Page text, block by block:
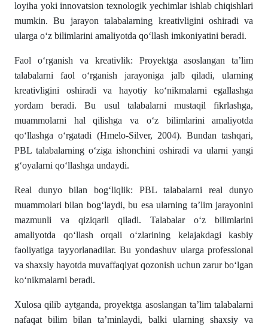
loyiha yoki innovatsion texnologik yechimlar ishlab chiqishlari
mumkin. Bu jarayon talabalarning kreativligini oshiradi va
ularga o‘z bilimlarini amaliyotda qo‘llash imkoniyatini beradi.
Faol o‘rganish va kreativlik: Proyektga asoslangan ta’lim
talabalarni faol o‘rganish jarayoniga jalb qiladi, ularning
kreativligini oshiradi va hayotiy ko‘nikmalarni egallashga
yordam beradi. Bu usul talabalarni mustaqil fikrlashga,
muammolarni hal qilishga va o‘z bilimlarini amaliyotda
qo‘llashga o‘rgatadi (Hmelo-Silver, 2004). Bundan tashqari,
PBL talabalarning o‘ziga ishonchini oshiradi va ularni yangi
g‘oyalarni qo‘llashga undaydi.
Real dunyo bilan bog‘liqlik: PBL talabalarni real dunyo
muammolari bilan bog‘laydi, bu esa ularning ta’lim jarayonini
mazmunli va qiziqarli qiladi. Talabalar o‘z bilimlarini
amaliyotda qo‘llash orqali o‘zlarining kelajakdagi kasbiy
faoliyatiga tayyorlanadilar. Bu yondashuv ularga professional
va shaxsiy hayotda muvaffaqiyat qozonish uchun zarur bo‘lgan
ko‘nikmalarni beradi.
Xulosa qilib aytganda, proyektga asoslangan ta’lim talabalarni
nafaqat bilim bilan ta’minlaydi, balki ularning shaxsiy va